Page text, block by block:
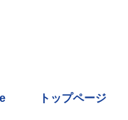
トップページ